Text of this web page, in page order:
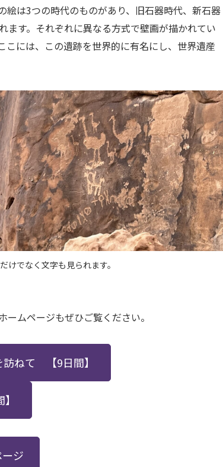
絵は3つの時代のものがあり、旧石器時代、新石器
ます。それぞれに異なる方式で壁画が描かれてい
こには、この遺跡を世界的に有名にし、世界遺産
けでなく文字も見られます。
ムページもぜひご覧ください。
ねて 【9日間】
ジ